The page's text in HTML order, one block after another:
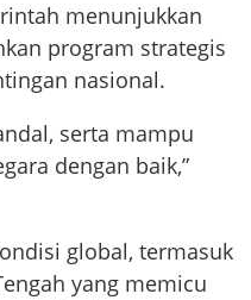
menunjukkan
program strategis
nasional.
serta mampu
dengan baik,”
global, termasuk
yang memicu